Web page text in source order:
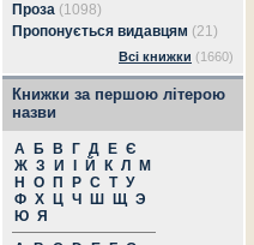
Проза (1098)
Пропонується видавцям (21)
Всі книжки (1660)
Книжки за першою літерою
назви
А Б В Г Д Е Є
Ж З И Й К Л
М
Н
О П Р С Т У
Ф Х Ц Ч Ш Щ Э
Ю Я